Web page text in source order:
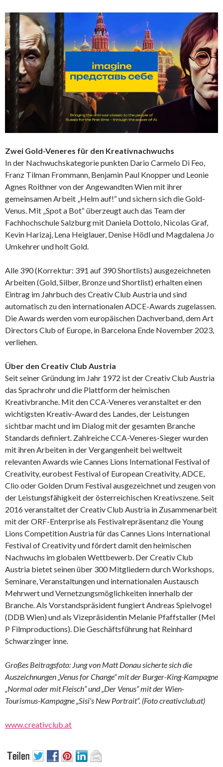
Zwei Gold-Veneres für den Kreativnachwuchs
In der Nachwuchskategorie punkten Dario Carmelo Di Feo,
Franz Tilman Frommann, Benjamin Paul Knopper und Leonie
Agnes Roithner von der Angewandten Wien mit ihrer
gemeinsamen Arbeit „Helm auf!“ und sichern sich die Gold-
Venus. Mit „Spot a Bot“ überzeugt auch das Team der
Fachhochschule Salzburg mit Daniela Dottolo, Nicolas Graf,
Kevin Harizaj, Lena Heiglauer, Denise Hödl und Magdalena Jo
Umkehrer und holt Gold.
Alle 390 (Korrektur: 391 auf 390 Shortlists) ausgezeichneten
Arbeiten (Gold, Silber, Bronze und Shortlist) erhalten einen
Eintrag im Jahrbuch des Creativ Club Austria und sind
automatisch zu den internationalen ADCE-Awards zugelassen.
Die Awards werden vom europäischen Dachverband, dem Art
Directors Club of Europe, in Barcelona Ende November 2023,
verliehen.
Über den Creativ Club Austria
Seit seiner Gründung im Jahr 1972 ist der Creativ Club Austria
das Sprachrohr und die Plattform der heimischen
Kreativbranche. Mit den CCA-Veneres veranstaltet er den
wichtigsten Kreativ-Award des Landes, der Leistungen
sichtbar macht und im Dialog mit der gesamten Branche
Standards definiert. Zahlreiche CCA-Veneres-Sieger wurden
mit ihren Arbeiten in der Vergangenheit bei weltweit
relevanten Awards wie Cannes Lions International Festival of
Creativity, eurobest Festival of European Creativity, ADCE,
Clio oder Golden Drum Festival ausgezeichnet und zeugen von
der Leistungsfähigkeit der österreichischen Kreativszene. Seit
2016 veranstaltet der Creativ Club Austria in Zusammenarbeit
mit der ORF-Enterprise als Festivalrepräsentanz die Young
Lions Competition Austria für das Cannes Lions International
Festival of Creativity und fördert damit den heimischen
Nachwuchs im globalen Wettbewerb. Der Creativ Club
Austria bietet seinen über 300 Mitgliedern durch Workshops,
Seminare, Veranstaltungen und internationalen Austausch
Mehrwert und Vernetzungsmöglichkeiten innerhalb der
Branche. Als Vorstandspräsident fungiert Andreas Spielvogel
(DDB Wien) und als Vizepräsidentin Melanie Pfaffstaller (Mel
P Filmproductions). Die Geschäftsführung hat Reinhard
Schwarzinger inne.
Großes Beitragsfoto: Jung von Matt Donau sicherte sich die
Auszeichnungen „Venus for Change“ mit der Burger-King-Kampagne
„Normal oder mit Fleisch“ und „Der Venus“ mit der Wien-
Tourismus-Kampagne „Sisi‘s New Portrait“. (Foto creativclub.at)
www.creativclub.at